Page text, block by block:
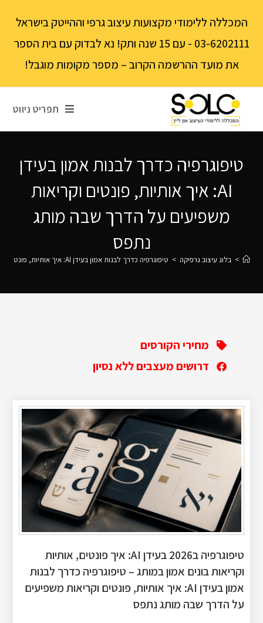
המכללה ללימודי מקצועות עיצוב גרפי וההייטק בישראל
03-6202111 - עם 15 שנה ותק! נא לבדוק עם בית הספר
את מועד ההרשמה הקרוב – מספר מקומות מוגבל!
תפריט ניווט
טיפוגרפיה כדרך לבנות אמון בעידן
AI: איך אותיות, פונטים וקריאות
משפיעים על הדרך שבה מותג
נתפס
> בלוג עיצוב גרפיקה > טיפוגרפיה כדרך לבנות אמון בעידן AI: איך אותיות, פונטים וקריאות משפיעים על הדרך שבה מותג נתפס
מחירי הקורסים
דרושים מעצבים ללא נסיון
טיפוגרפיה ב2026 בעידן AI: איך פונטים, אותיות
וקריאות בונים אמון במותג – טיפוגרפיה כדרך לבנות
אמון בעידן AI: איך אותיות, פונטים וקריאות משפיעים
על הדרך שבה מותג נתפס